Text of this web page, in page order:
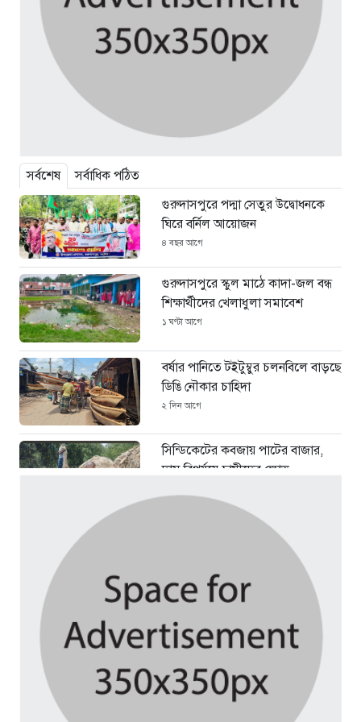
সর্বশেষ
সর্বাধিক পঠিত
গুরুদাসপুরে পদ্মা সেতুর উদ্বোধনকে
ঘিরে বর্নিল আয়োজন
৪ বছর আগে
গুরুদাসপুরে স্কুল মাঠে কাদা-জল বন্ধ
শিক্ষার্থীদের খেলাধুলা সমাবেশ
১ ঘণ্টা আগে
বর্ষার পানিতে টইটুম্বুর চলনবিলে বাড়ছে
ডিঙি নৌকার চাহিদা
২ দিন আগে
সিন্ডিকেটের কবজায় পাটের বাজার,
দাম বিপর্যয়ে চাষীদের ক্ষোভ
শঙ্কিত জীবন-অনিরাপদ ব্যবসা প্রতিষ্ঠান
নিরাপত্তা চেয়ে ব্যবসায়ীর সংবাদ
৪ দিন আগে
বর্ষার পানিতে টইটুম্বুর চলনবিলাঞ্চলে
বাড়ছে ডিঙি নৌকার চাহিদা
গুরুদাসপুরে সাত ইঞ্চি জমির দাবীতে